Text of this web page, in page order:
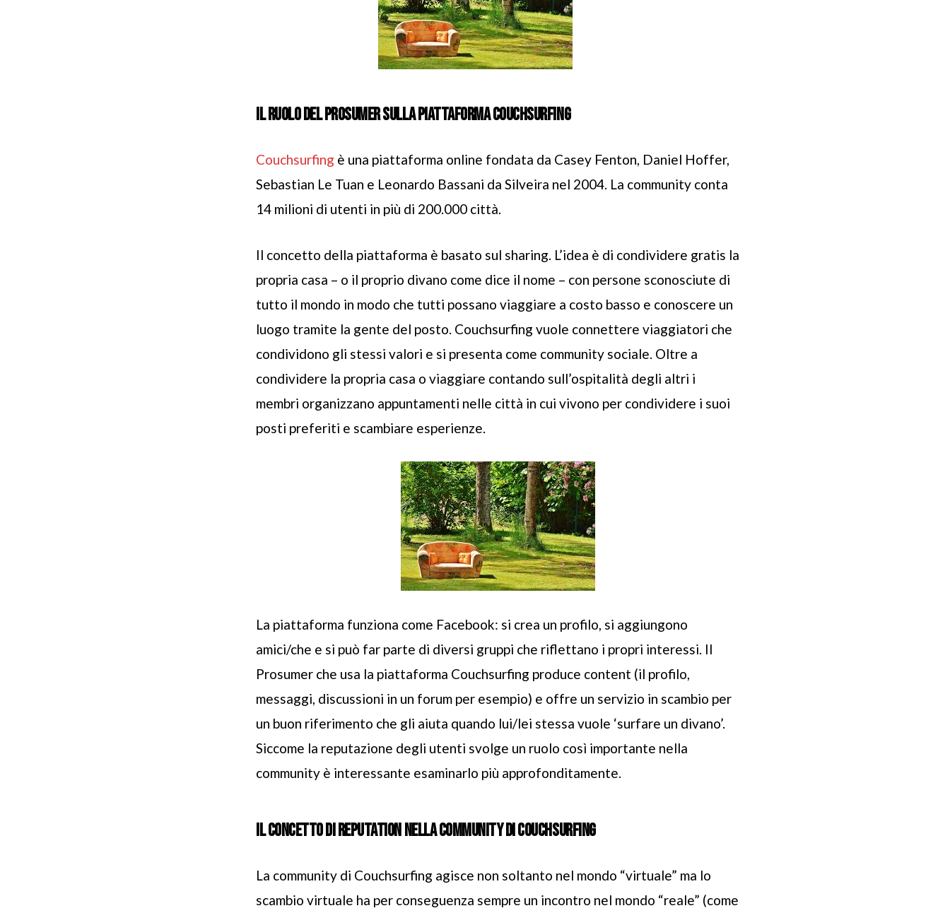
IL RUOLO DEL PROSUMER SULLA PIATTAFORMACOUCHSURFING
Couchsurfing è una piattaforma online fondata da Casey Fenton, Daniel Hoffer,
Sebastian Le Tuan e Leonardo Bassani da Silveira nel 2004. La community conta
14 milioni di utenti in più di 200.000 città.
Il concetto della piattaforma è basato sul sharing. L’idea è di condividere gratis la
propria casa – o il proprio divano come dice il nome – con persone sconosciute di
tutto il mondo in modo che tutti possano viaggiare a costo basso e conoscere un
luogo tramite la gente del posto. Couchsurfing vuole connettere viaggiatori che
condividono gli stessi valori e si presenta come community sociale. Oltre a
condividere la propria casa o viaggiare contando sull’ospitalità degli altri i
membri organizzano appuntamenti nelle città in cui vivono per condividere i suoi
posti preferiti e scambiare esperienze.
La piattaforma funziona come Facebook: si crea un profilo, si aggiungono
amici/che e si può far parte di diversi gruppi che riflettano i propri interessi. Il
Prosumer che usa la piattaforma Couchsurfing produce content (il profilo,
messaggi, discussioni in un forum per esempio) e offre un servizio in scambio per
un buon riferimento che gli aiuta quando lui/lei stessa vuole ‘surfare un divano’.
Siccome la reputazione degli utenti svolge un ruolo così importante nella
community è interessante esaminarlo più approfonditamente.
IL CONCETTO DIREPUTATIONNELLA COMMUNITY DICOUCHSURFING
La community di Couchsurfing agisce non soltanto nel mondo “virtuale” ma lo
scambio virtuale ha per conseguenza sempre un incontro nel mondo “reale” (come